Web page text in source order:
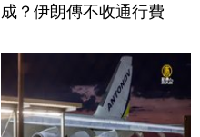
成？伊朗傳不收通行費